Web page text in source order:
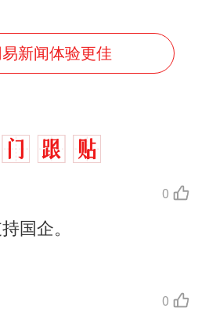
新闻体验更佳
0
国企。
0